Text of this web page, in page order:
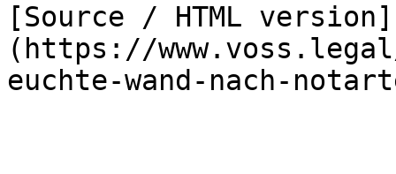
[Source / HTML version]
(https://